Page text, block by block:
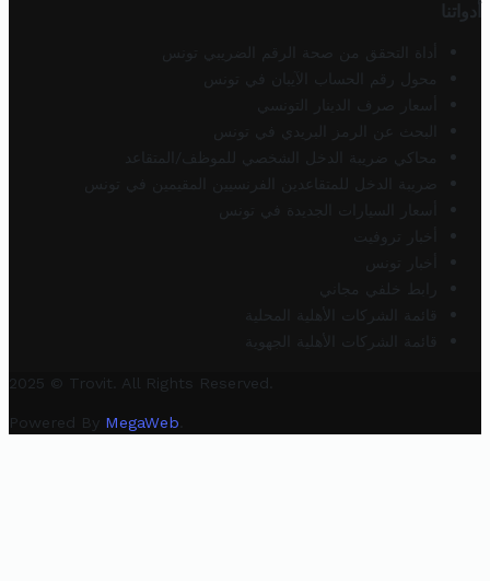
أدواتنا
أداة التحقق من صحة الرقم الضريبي تونس
محول رقم الحساب الآيبان في تونس
أسعار صرف الدينار التونسي
البحث عن الرمز البريدي في تونس
محاكي ضريبة الدخل الشخصي للموظف/المتقاعد
ضريبة الدخل للمتقاعدين الفرنسيين المقيمين في تونس
أسعار السيارات الجديدة في تونس
أخبار تروفيت
أخبار تونس
رابط خلفي مجاني
قائمة الشركات الأهلية المحلية
قائمة الشركات الأهلية الجهوية
2025 © Trovit. All Rights Reserved.
Powered By MegaWeb